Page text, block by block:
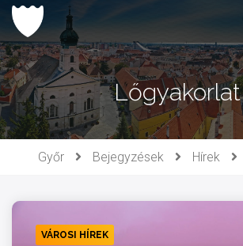
Ugrás
tartalomhoz
Lőgyakorlat
Győr Bejegyzések Hírek
VÁROSI HÍREK